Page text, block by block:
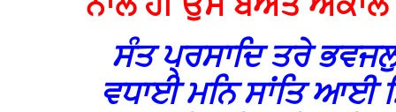
ਸੰਤ ਪ੍ਰਸਾਦਿ ਤਰੇ
ਵਧਾਈ ਮਨਿ ਸਾਂਤਿ ਆਈ